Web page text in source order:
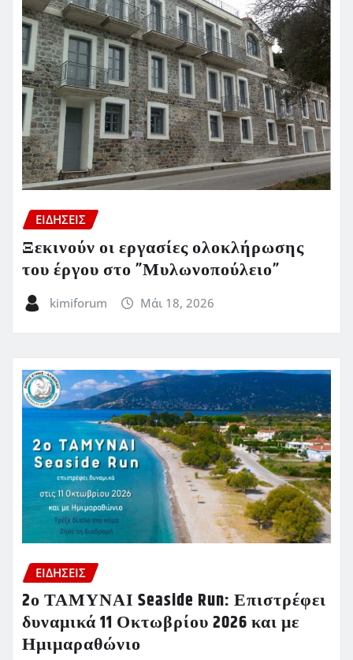
ΕΙΔΗΣΕΙΣ
Ξεκινούν οι εργασίες ολοκλήρωσης
του έργου στο ”Μυλωνοπούλειο”
kimiforum Μάι 18, 2026
ΕΙΔΗΣΕΙΣ
2ο ΤΑΜΥΝΑΙ Seaside Run: Επιστρέφει
δυναμικά 11 Οκτωβρίου 2026 και με
Ημιμαραθώνιο